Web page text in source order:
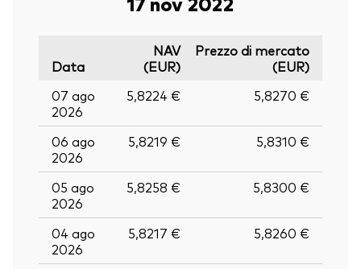
Data
NAV
(EUR)
Prezzo di mercato
(EUR)
07 ago
2026
5,8224 € 5,8270 €
06 ago
2026
5,8219 € 5,8310 €
05 ago
2026
5,8258 € 5,8300 €
04 ago
2026
5,8217 € 5,8260 €